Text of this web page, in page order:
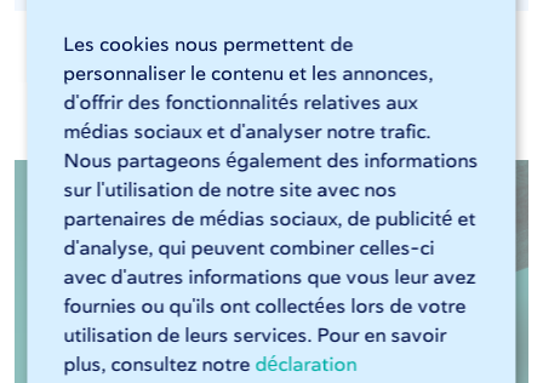
Les cookies nous permettent de
personnaliser le contenu et les annonces,
d'offrir des fonctionnalités relatives aux
médias sociaux et d'analyser notre trafic.
Nous partageons également des informations
sur l'utilisation de notre site avec nos
partenaires de médias sociaux, de publicité et
d'analyse, qui peuvent combiner celles-ci
avec d'autres informations que vous leur avez
fournies ou qu'ils ont collectées lors de votre
utilisation de leurs services. Pour en savoir
plus, consultez notre déclaration
Documents pertinents